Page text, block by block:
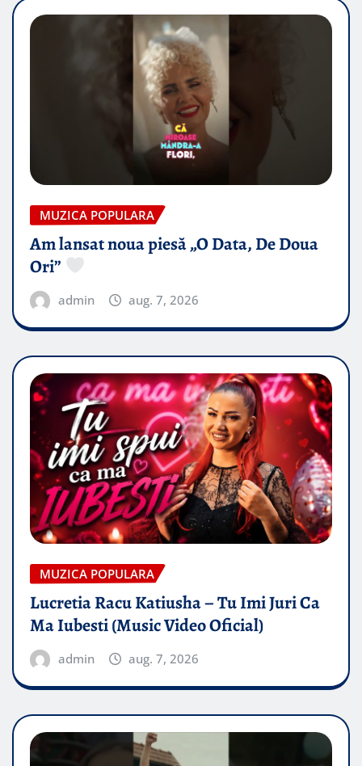
MUZICA POPULARA
Am lansat noua piesă „O Data, De Doua
Ori”
admin aug. 7, 2026
MUZICA POPULARA
Lucretia Racu Katiusha – Tu Imi Juri Ca
Ma Iubesti (Music Video Oficial)
admin aug. 7, 2026